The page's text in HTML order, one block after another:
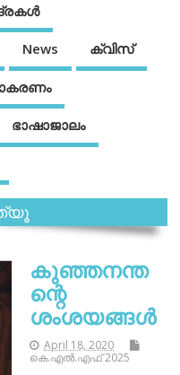
News ക്വിസ്
ഭാഷാജാലം
കുഞ്ഞനന്ത
ന്റെ
ശംശയങ്ങള്‍
April 18, 2020
കെ.എല്‍.എഫ് 2025